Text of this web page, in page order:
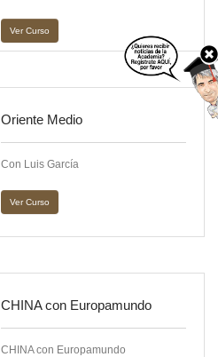
Ver Curso
Oriente Medio
Con Luis García
Ver Curso
CHINA con Europamundo
CHINA con Europamundo